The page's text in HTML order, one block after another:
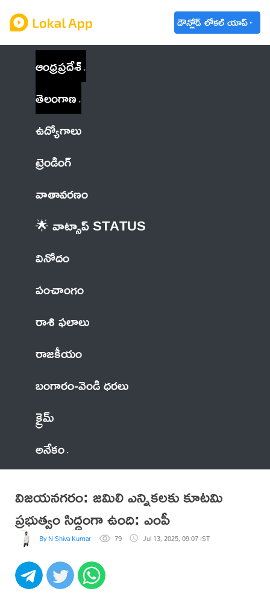
డౌన్లోడ్ లోకల్ యాప్
ఆంధ్రప్రదేశ్
తెలంగాణ
ఉద్యోగాలు
ట్రెండింగ్
వాతావరణం
🌟 వాట్సాప్ STATUS
వినోదం
పంచాంగం
రాశి ఫలాలు
రాజకీయం
బంగారం-వెండి ధరలు
క్రైమ్
అనేకం
విజయనగరం: జమిలి ఎన్నికలకు కూటమి
ప్రభుత్వం సిద్ధంగా ఉంది: ఎంపీ
By N Shiva Kumar 79 Jul 13, 2025, 09:07 IST